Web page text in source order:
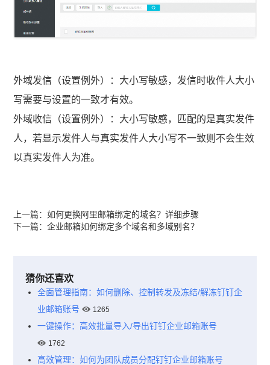
外域发信（设置例外）：大小写敏感，发信时收件人大小
写需要与设置的一致才有效。
外域收信（设置例外）：大小写敏感，匹配的是真实发件
人，若显示发件人与真实发件人大小写不一致则不会生效
以真实发件人为准。
上一篇： 如何更换阿里邮箱绑定的域名？详细步骤
下一篇： 企业邮箱如何绑定多个域名和多域别名？
猜你还喜欢
全面管理指南：如何删除、控制转发及冻结/解冻钉钉企
业邮箱账号
1265
一键操作：高效批量导入/导出钉钉企业邮箱账号
1762
高效管理：如何为团队成员分配钉钉企业邮箱账号